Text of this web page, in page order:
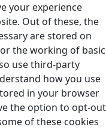
your experience
Out of these, the
are stored on
the working of basic
use third-party
how you use
in your browser
the option to opt-out
of these cookies